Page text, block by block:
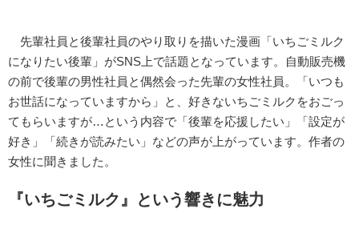
先輩社員と後輩社員のやり取りを描いた漫画「いちごミルク
になりたい後輩」がSNS上で話題となっています。自動販売機
の前で後輩の男性社員と偶然会った先輩の女性社員。「いつも
お世話になっていますから」と、好きないちごミルクをおごっ
てもらいますが…という内容で「後輩を応援したい」「設定が
好き」「続きが読みたい」などの声が上がっています。作者の
女性に聞きました。
『いちごミルク』という響きに魅力